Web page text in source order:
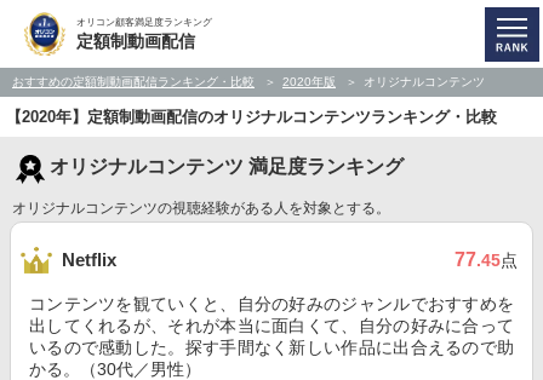
オリコン顧客満足度ランキング
定額制動画配信
おすすめの定額制動画配信ランキング・比較 2020年版 オリジナルコンテンツ
【2020年】定額制動画配信のオリジナルコンテンツランキング・比較
オリジナルコンテンツ 満足度ランキング
オリジナルコンテンツの視聴経験がある人を対象とする。
Netflix 77.45点
コンテンツを観ていくと、自分の好みのジャンルでおすすめを
出してくれるが、それが本当に面白くて、自分の好みに合って
いるので感動した。探す手間なく新しい作品に出合えるので助
かる。（30代／男性）